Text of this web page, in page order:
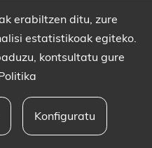
erabiltzen ditu, zure
estatistikoak egiteko.
kontsultatu gure
Konfiguratu